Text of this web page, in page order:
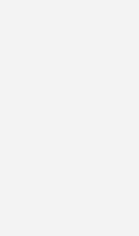
und Strukturüberwachung machen
das Condition Monitoring den